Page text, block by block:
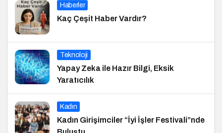
Haberler
Kaç Çeşit Haber Vardır?
Teknoloji
Yapay Zeka ile Hazır Bilgi, Eksik
Yaratıcılık
Kadın
Kadın Girişimciler “İyi İşler Festivali”nde